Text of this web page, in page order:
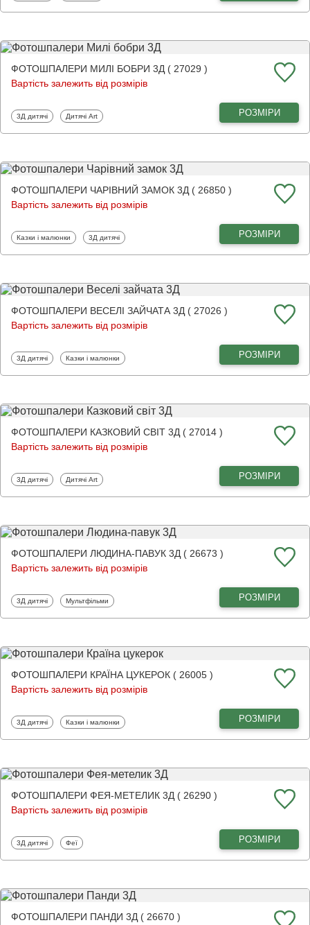
ФОТОШПАЛЕРИ МИЛІ БОБРИ 3Д ( 27029 )
Вартість залежить від розмірів
Фотошпалери
3Д дитячі Фотошпалери
Дитячі Art РОЗМІРИ
ФОТОШПАЛЕРИ ЧАРІВНИЙ ЗАМОК 3Д ( 26850 )
Вартість залежить від розмірів
Фотошпалери
Казки і малюнки Фотошпалери
3Д дитячі РОЗМІРИ
ФОТОШПАЛЕРИ ВЕСЕЛІ ЗАЙЧАТА 3Д ( 27026 )
Вартість залежить від розмірів
Фотошпалери
3Д дитячі Фотошпалери
Казки і малюнки РОЗМІРИ
ФОТОШПАЛЕРИ КАЗКОВИЙ СВІТ 3Д ( 27014 )
Вартість залежить від розмірів
Фотошпалери
3Д дитячі Фотошпалери
Дитячі Art РОЗМІРИ
ФОТОШПАЛЕРИ ЛЮДИНА-ПАВУК 3Д ( 26673 )
Вартість залежить від розмірів
Фотошпалери
3Д дитячі Фотошпалери
Мультфільми РОЗМІРИ
ФОТОШПАЛЕРИ КРАЇНА ЦУКЕРОК ( 26005 )
Вартість залежить від розмірів
Фотошпалери
3Д дитячі Фотошпалери
Казки і малюнки РОЗМІРИ
ФОТОШПАЛЕРИ ФЕЯ-МЕТЕЛИК 3Д ( 26290 )
Вартість залежить від розмірів
Фотошпалери
3Д дитячі Фотошпалери
Феї РОЗМІРИ
ФОТОШПАЛЕРИ ПАНДИ 3Д ( 26670 )